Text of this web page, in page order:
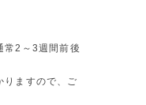
常2～3週間前後
りますので、ご